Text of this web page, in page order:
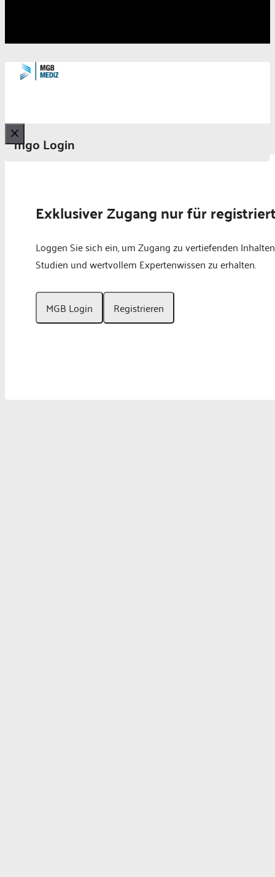
mgo Login
Schließen
Exklusiver Zugang nur für
Loggen Sie sich ein, um Zugang zu vertiefenden
Studien und wertvollem Expertenwissen zu erhalten.
MGB Login Registrieren